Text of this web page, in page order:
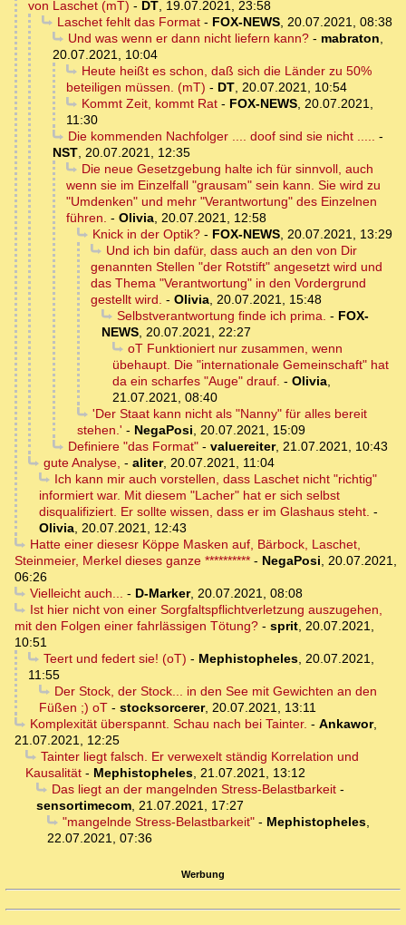
von Laschet (mT) - DT, 19.07.2021, 23:58
Laschet fehlt das Format- FOX-NEWS, 20.07.2021, 08:38
Und was wenn er dann nicht liefern kann?- mabraton,
20.07.2021, 10:04
Heute heißt es schon, daß sich die Länder zu 50%
beteiligen müssen. (mT) - DT, 20.07.2021, 10:54
Kommt Zeit, kommt Rat- FOX-NEWS, 20.07.2021,
11:30
Die kommenden Nachfolger .... doof sind sie nicht ..... -
NST, 20.07.2021, 12:35
Die neue Gesetzgebung halte ich für sinnvoll, auch
wenn sie im Einzelfall "grausam" sein kann. Sie wird zu
"Umdenken" und mehr "Verantwortung" des Einzelnen
führen. - Olivia, 20.07.2021, 12:58
Knick in der Optik?- FOX-NEWS, 20.07.2021, 13:29
Und ich bin dafür, dass auch an den von Dir
genannten Stellen "der Rotstift" angesetzt wird und
das Thema "Verantwortung" in den Vordergrund
gestellt wird. - Olivia, 20.07.2021, 15:48
Selbstverantwortung finde ich prima. - FOX-
NEWS, 20.07.2021, 22:27
oT Funktioniert nur zusammen, wenn
übehaupt. Die "internationale Gemeinschaft" hat
da ein scharfes "Auge" drauf. - Olivia,
21.07.2021, 08:40
'Der Staat kann nicht als "Nanny" für alles bereit
stehen.' - NegaPosi, 20.07.2021, 15:09
Definiere "das Format"- valuereiter, 21.07.2021, 10:43
gute Analyse, - aliter, 20.07.2021, 11:04
Ich kann mir auch vorstellen, dass Laschet nicht "richtig"
informiert war. Mit diesem "Lacher" hat er sich selbst
disqualifiziert. Er sollte wissen, dass er im Glashaus steht. -
Olivia, 20.07.2021, 12:43
Hatte einer diesesr Köppe Masken auf, Bärbock, Laschet,
Steinmeier, Merkel dieses ganze ********** - NegaPosi, 20.07.2021,
06:26
Vielleicht auch... - D-Marker, 20.07.2021, 08:08
Ist hier nicht von einer Sorgfaltspflichtverletzung auszugehen,
mit den Folgen einer fahrlässigen Tötung? - sprit, 20.07.2021,
10:51
Teert und federt sie! (oT) - Mephistopheles, 20.07.2021,
11:55
Der Stock, der Stock... in den See mit Gewichten an den
Füßen ;) oT - stocksorcerer, 20.07.2021, 13:11
Komplexität überspannt. Schau nach bei Tainter. - Ankawor,
21.07.2021, 12:25
Tainter liegt falsch. Er verwexelt ständig Korrelation und
Kausalität - Mephistopheles, 21.07.2021, 13:12
Das liegt an der mangelnden Stress-Belastbarkeit-
sensortimecom, 21.07.2021, 17:27
"mangelnde Stress-Belastbarkeit"- Mephistopheles,
22.07.2021, 07:36
Werbung